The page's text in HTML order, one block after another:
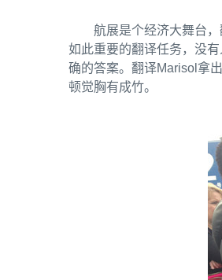
航展是个经济大舞台
如此重要的翻译任务，没
确的答案。翻译Marisol拿
顿觉胸有成竹。